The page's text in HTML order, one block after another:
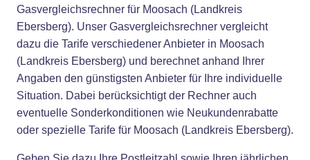
Gasvergleichsrechner für Moosach (Landkreis
Ebersberg). Unser Gasvergleichsrechner vergleicht
dazu die Tarife verschiedener Anbieter in Moosach
(Landkreis Ebersberg) und berechnet anhand Ihrer
Angaben den günstigsten Anbieter für Ihre individuelle
Situation. Dabei berücksichtigt der Rechner auch
eventuelle Sonderkonditionen wie Neukundenrabatte
oder spezielle Tarife für Moosach (Landkreis Ebersberg).